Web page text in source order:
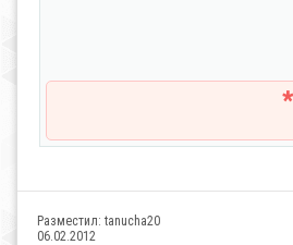
Разместил: tanucha20
06.02.2012